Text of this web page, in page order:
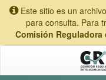
Este sitio es un
para consulta. Para
Comisión